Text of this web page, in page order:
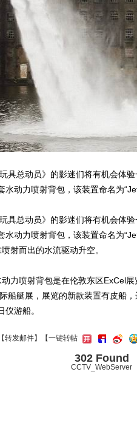
总动员》的影迷们将有机会体验
动力喷射背包，该装置命名为
总动员》的影迷们将有机会体验
水动力喷射背包，该装置命名为
射而出的水流驱动升空。
喷射背包是在伦敦东区ExCel展
船艇展，展览的新款装置有皮船
游船。
转发邮件】 【一键转帖
302 Found
CCTV_WebServer